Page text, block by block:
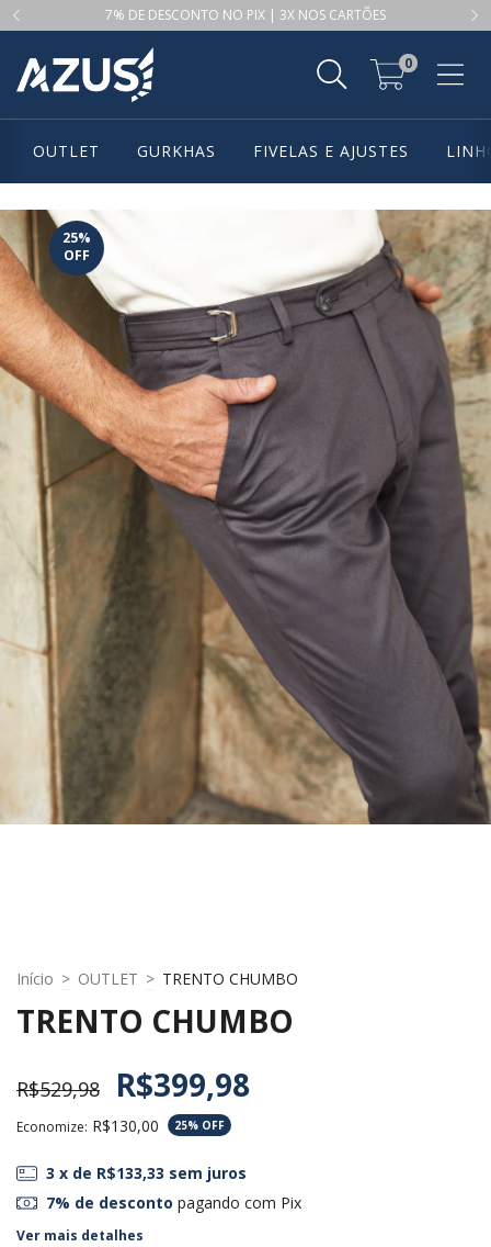
7% DE DESCONTO NO PIX | 3X NOS CARTÕES
0
OUTLET GURKHAS FIVELAS E AJUSTES
25%
OFF
Início > OUTLET > TRENTO CHUMBO
TRENTO CHUMBO
R$529,98 R$399,98
Economize: R$130,00 25% OFF
3 x de R$133,33 sem juros
7% de desconto pagando com Pix
Ver mais detalhes